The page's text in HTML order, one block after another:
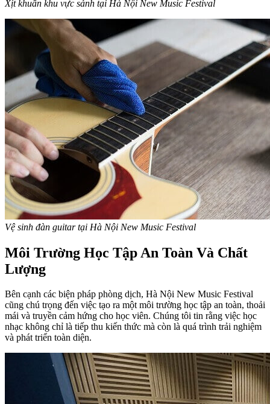
Xịt khuẩn khu vực sảnh tại Hà Nội New Music Festival
Vệ sinh đàn guitar tại Hà Nội New Music Festival
Môi Trường Học Tập An Toàn Và Chất
Lượng
Bên cạnh các biện pháp phòng dịch, Hà Nội New Music Festival
cũng chú trọng đến việc tạo ra một môi trường học tập an toàn, thoải
mái và truyền cảm hứng cho học viên. Chúng tôi tin rằng việc học
nhạc không chỉ là tiếp thu kiến thức mà còn là quá trình trải nghiệm
và phát triển toàn diện.